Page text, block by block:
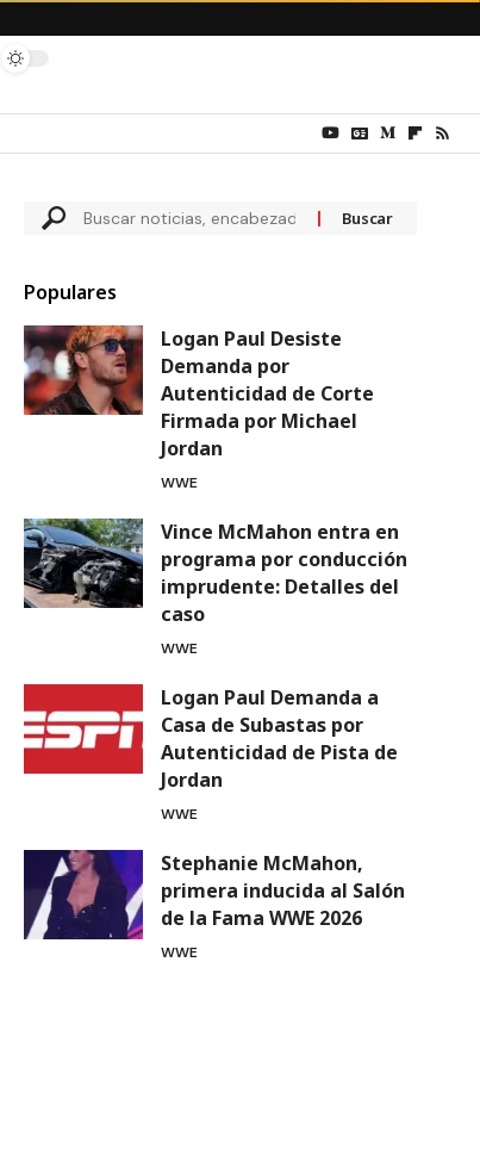
Populares
Logan Paul Desiste
Demanda por
Autenticidad de Corte
Firmada por Michael
Jordan
WWE
Vince McMahon entra en
programa por conducción
imprudente: Detalles del
caso
WWE
Logan Paul Demanda a
Casa de Subastas por
Autenticidad de Pista de
Jordan
WWE
Stephanie McMahon,
primera inducida al Salón
de la Fama WWE 2026
WWE